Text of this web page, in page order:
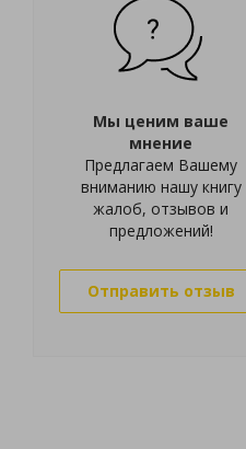
Мы ценим ваше
мнение
Предлагаем Вашему
вниманию нашу книгу
жалоб, отзывов и
предложений!
Отправить отзыв